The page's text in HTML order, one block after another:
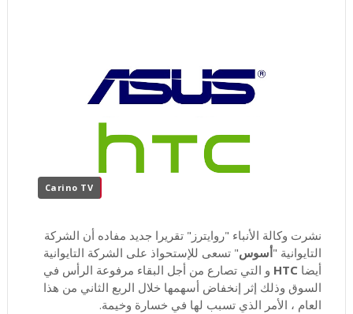
Carino TV
نشرت وكالة الأنباء "روايترز" تقريرا جديد مفاده أن الشركة
التايوانية "أسوس" تسعى للإستحواذ على الشركة التايوانية
أيضا HTC و التي تصارع من أجل البقاء مرفوعة الرأس في
السوق وذلك إثر إنخفاض أسهمها خلال الربع الثاني من هذا
العام ، الأمر الذي تسبب لها في خسارة وخيمة.